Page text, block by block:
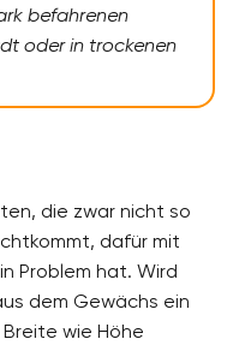
befahrenen
oder in trockenen
die zwar nicht so
dafür mit
Problem hat. Wird
dem Gewächs ein
wie Höhe